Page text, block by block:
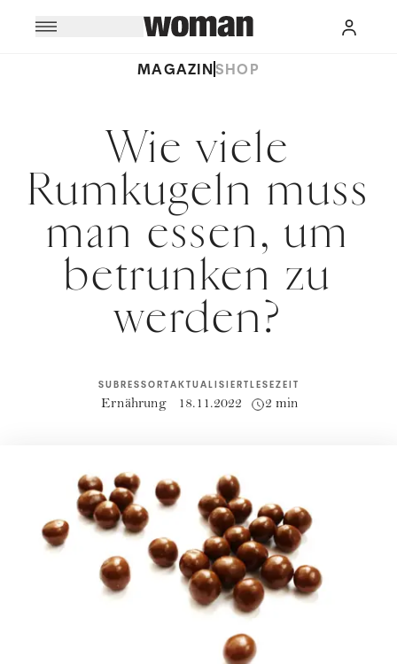
MAGAZINSHOP
Wie viele
Rumkugeln muss
man essen, um
betrunken zu
werden?
SUBRESSORT
Ernährung
AKTUALISIERT
18.11.2022
LESEZEIT
2 min